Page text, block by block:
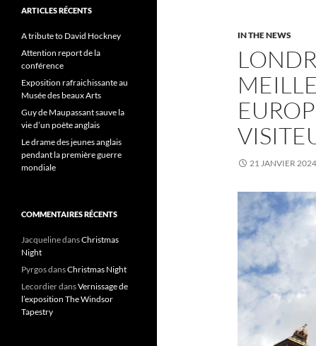
IN THE NEWS
21 JANVIER 2024
ARTICLES RÉCENTS
A tribute to David Hockney
Attention report de la
conférence
Exposition rafraichissante au
Musée des beaux Arts
Guy de Maupassant sauve la
vie d’un poète anglais
Le drame des jeunes anglais
pendant la première guerre
mondiale
COMMENTAIRES RÉCENTS
JacquelinedansChristmas
Night
PyrgosdansChristmas Night
LecordierdansVernissage de
l’exposition The Windsor
Tapestry